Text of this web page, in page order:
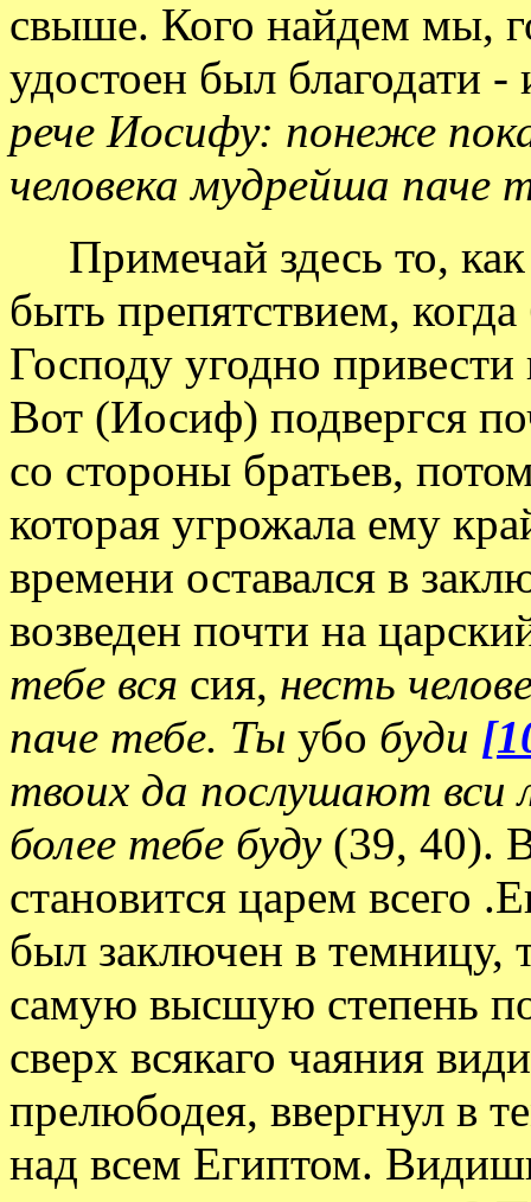
свыше. Кого найдем мы,
удостоен был благодати
рече Иосифу: понеже
человека мудрейша паче
Примечай здесь то, как
быть препятствием,
Господу угодно
Вот (Иосиф) подвергся
со стороны братьев,
которая угрожала ему
времени оставался в
возведен почти на
тебе вся сия, несть
паче тебе. Ты убо буди
твоих да послушают вси
более тебе буду (39, 40).
становится царем всего
был заключен в темницу,
самую высшую степень
сверх всякаго чаяния
прелюбодея, ввергнул в
над всем Египтом.